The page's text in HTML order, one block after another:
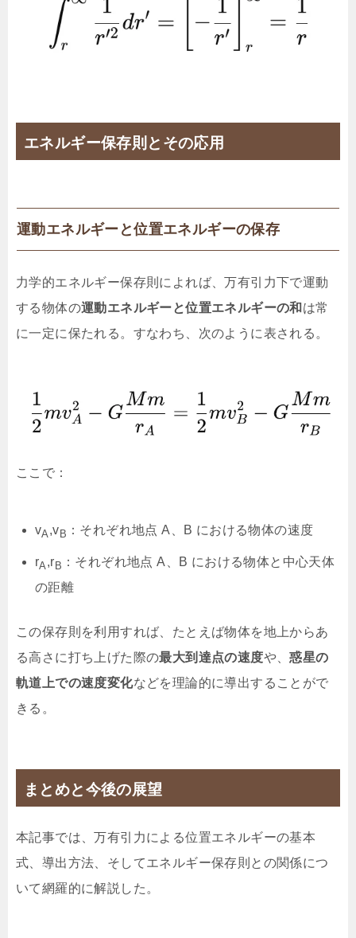
エネルギー保存則とその応用
運動エネルギーと位置エネルギーの保存
力学的エネルギー保存則によれば、万有引力下で運動
する物体の運動エネルギーと位置エネルギーの和 は常
に一定に保たれる。すなわち、次のように表される。
ここで：
vA ,vB ：それぞれ地点 A、B における物体の速度
rA ,rB ：それぞれ地点 A、B における物体と中心天体
の距離
この保存則を利用すれば、たとえば物体を地上からあ
る高さに打ち上げた際の最大到達点の速度や、惑星の
軌道上での速度変化などを理論的に導出することがで
きる。
まとめと今後の展望
本記事では、万有引力による位置エネルギーの基本
式、導出方法、そしてエネルギー保存則との関係につ
いて網羅的に解説した。